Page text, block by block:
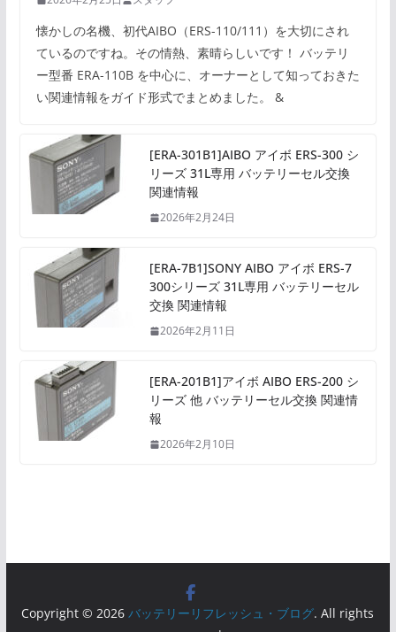
懐かしの名機、初代AIBO（ERS-110/111）を大切にされ
ているのですね。その情熱、素晴らしいです！ バッテリ
ー型番 ERA-110B を中心に、オーナーとして知っておきた
い関連情報をガイド形式でまとめました。 &
[ERA-301B1]AIBO アイボ ERS-300 シ
リーズ 31L専用 バッテリーセル交換
関連情報
2026年2月24日
[ERA-7B1]SONY AIBO アイボ ERS-7
300シリーズ 31L専用 バッテリーセル
交換 関連情報
2026年2月11日
[ERA-201B1]アイボ AIBO ERS-200 シ
リーズ 他 バッテリーセル交換 関連情
報
2026年2月10日
Copyright © 2026バッテリーリフレッシュ・ブログ. All rights